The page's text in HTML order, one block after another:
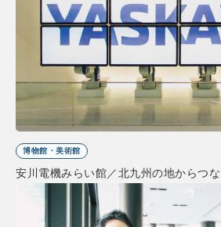
博物館・美術館
安川電機みらい館／北九州の地からつ